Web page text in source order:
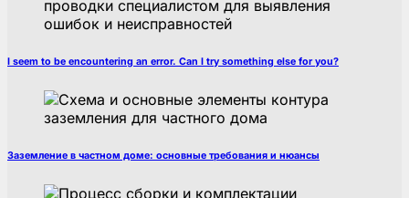
I seem to be encountering an error. Can I try something else for you?
Заземление в частном доме: основные требования и нюансы